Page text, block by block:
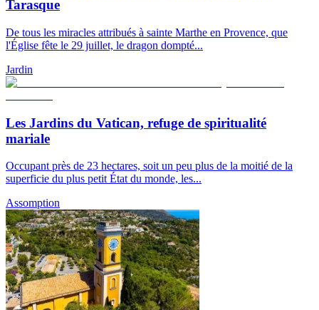
Tarasque
De tous les miracles attribués à sainte Marthe en Provence, que
l'Église fête le 29 juillet, le dragon dompté...
Jardin
Les Jardins du Vatican, refuge de spiritualité
mariale
Occupant près de 23 hectares, soit un peu plus de la moitié de la
superficie du plus petit État du monde, les...
Assomption